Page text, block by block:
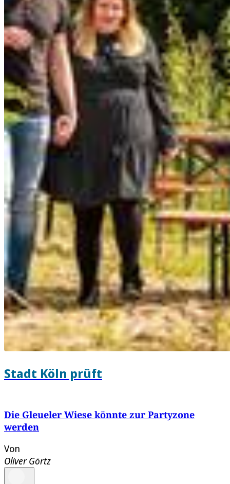
Stadt Köln prüft
Die Gleueler Wiese könnte zur Partyzone
werden
Von
Oliver Görtz